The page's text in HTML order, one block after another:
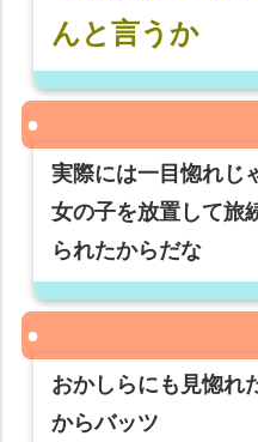
んと言うか
実際には一目惚れじ
女の子を放置して旅
られたからだな
おかしらにも見惚れ
からバッツ